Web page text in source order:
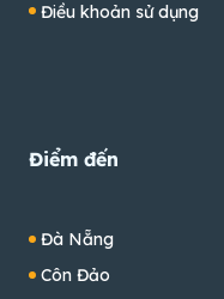
Điều khoản sử dụng
Điểm đến
Đà Nẵng
Côn Đảo